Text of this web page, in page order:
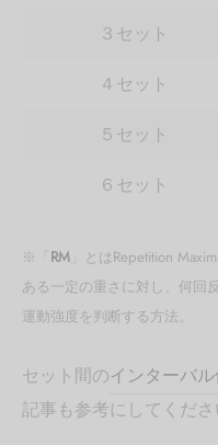
３セット
４セット
５セット
６セット
※「 RM 」とはRepetition
ある一定の重さに対し、何回
運動強度を判断する方法。
セット間のインターバ
記事も参考にしてくださ